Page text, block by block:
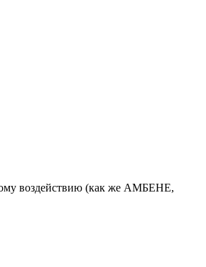
воздействию (как же АМБЕНЕ,